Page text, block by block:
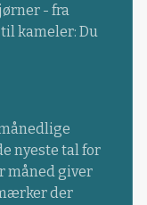
- fra
kameler: Du
nyeste tal for
måned giver
der